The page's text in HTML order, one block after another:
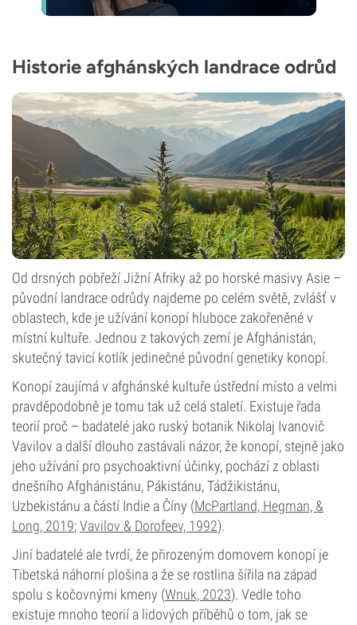
Historie afghánských landrace odrůd
Od drsných pobřeží Jižní Afriky až po horské masivy Asie –
původní landrace odrůdy najdeme po celém světě, zvlášť v
oblastech, kde je užívání konopí hluboce zakořeněné v
místní kultuře. Jednou z takových zemí je Afghánistán,
skutečný tavicí kotlík jedinečné původní genetiky konopí.
Konopí zaujímá v afghánské kultuře ústřední místo a velmi
pravděpodobně je tomu tak už celá staletí. Existuje řada
teorií proč – badatelé jako ruský botanik Nikolaj Ivanovič
Vavilov a další dlouho zastávali názor, že konopí, stejně jako
jeho užívání pro psychoaktivní účinky, pochází z oblasti
dnešního Afghánistánu, Pákistánu, Tádžikistánu,
Uzbekistánu a částí Indie a Číny (McPartland, Hegman, &
Long, 2019;Vavilov & Dorofeev, 1992).
Jiní badatelé ale tvrdí, že přirozeným domovem konopí je
Tibetská náhorní plošina a že se rostlina šířila na západ
spolu s kočovnými kmeny (Wnuk, 2023). Vedle toho
existuje mnoho teorií a lidových příběhů o tom, jak se